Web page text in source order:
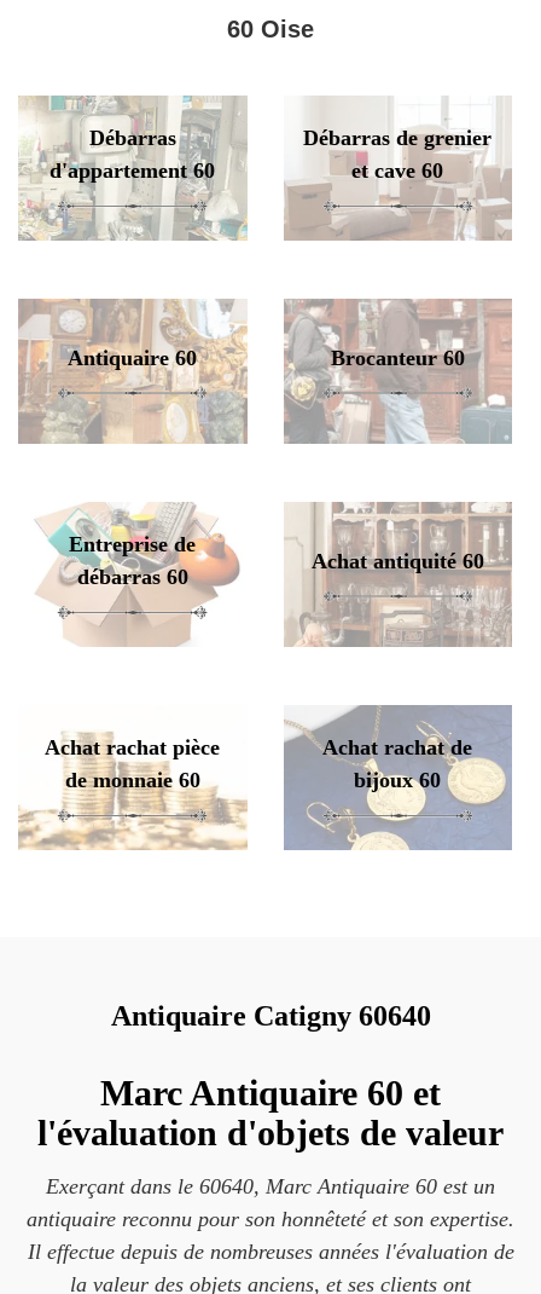
60 Oise
Débarras
d'appartement 60
Débarras de grenier
et cave 60
Antiquaire 60 Brocanteur 60
Entreprise de
débarras 60
Achat antiquité 60
Achat rachat pièce
de monnaie 60
Achat rachat de
bijoux 60
Antiquaire Catigny 60640
Marc Antiquaire 60 et
l'évaluation d'objets de valeur
Exerçant dans le 60640, Marc Antiquaire 60 est un
antiquaire reconnu pour son honnêteté et son expertise.
Il effectue depuis de nombreuses années l'évaluation de
la valeur des objets anciens, et ses clients ont